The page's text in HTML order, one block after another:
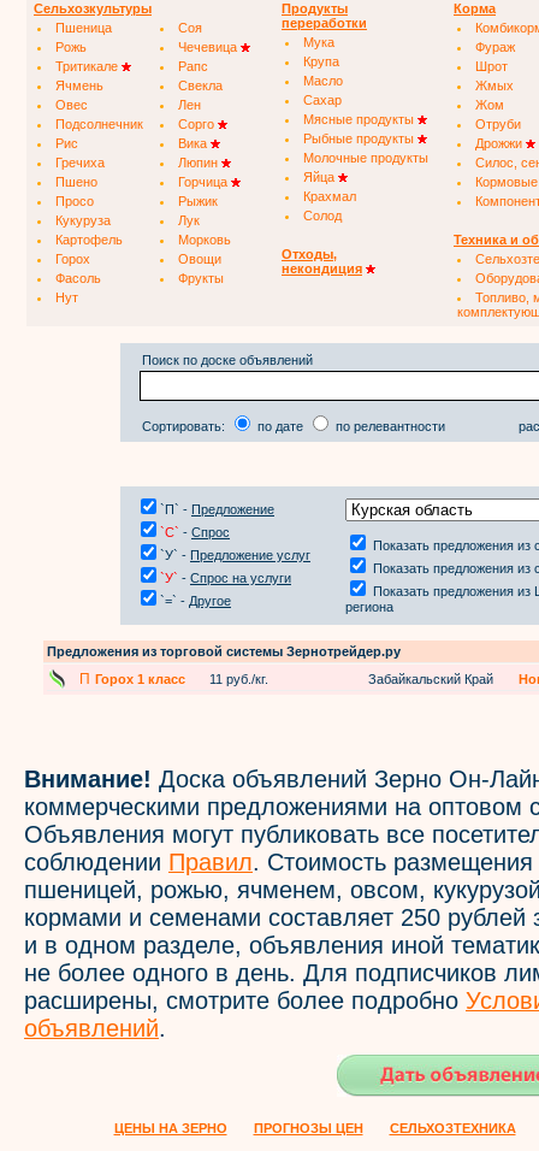
Сельхозкультуры
Пшеница
Соя
Рожь
Чечевица
Тритикале
Рапс
Ячмень
Свекла
Овес
Лен
Подсолнечник
Сорго
Рис
Вика
Гречиха
Люпин
Пшено
Горчица
Просо
Рыжик
Кукуруза
Лук
Картофель
Морковь
Горох
Овощи
Фасоль
Фрукты
Нут
Продукты
переработки
Мука
Крупа
Масло
Сахар
Мясные продукты
Рыбные продукты
Молочные продукты
Яйца
Крахмал
Солод
Отходы,
некондиция
Корма
Фураж
Шрот
Жмых
Жом
Отруби
Дрожжи
Силос,
Техника и
Топливо,
Поиск по доске объявлений
Сортировать: по дате по релевантности
`П` - Предложение
`С` - Спрос
`У` - Предложение услуг
`У` - Спрос на услуги
`=` - Другое
Показать предложения из
Показать предложения из
Показать предложения из
региона
Предложения из торговой системы Зернотрейдер.ру
П Горох 1 класс 11 руб./кг. Забайкальский Край
Внимание! Доска объявлений Зерно Он-
коммерческими предложениями на оптовом
Объявления могут публиковать все
соблюдении Правил. Стоимость
пшеницей, рожью, ячменем, овсом,
кормами и семенами составляет 250 рублей
и в одном разделе, объявления иной
не более одного в день. Для подписчиков
расширены, смотрите более подробно
объявлений.
ЦЕНЫ НА ЗЕРНО ПРОГНОЗЫ ЦЕН СЕЛЬХОЗТЕХНИКА